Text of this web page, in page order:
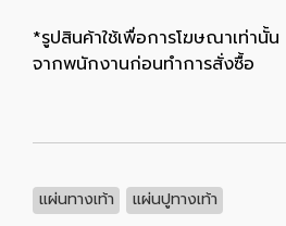
*รูปสินค้าใช้เพื่อการโฆษณาเท่านั้
จากพนักงานก่อนทำการสั่งซื้อ
แผ่นทางเท้า แผ่นปูทางเท้า